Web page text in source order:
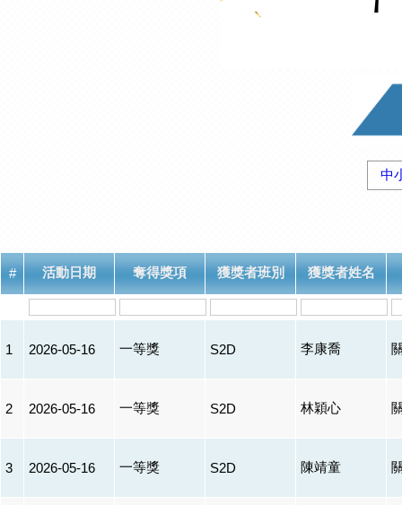
中
# 活動日期 奪得獎項 獲獎者班別 獲獎者姓名
1 2026-05-16 一等獎 S2D 李康喬
2 2026-05-16 一等獎 S2D 林穎心
3 2026-05-16 一等獎 S2D 陳靖童